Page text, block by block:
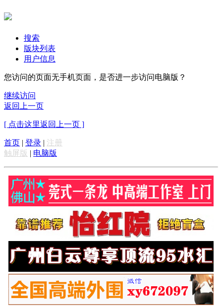
搜索
版块列表
用户信息
您访问的页面无手机页面，是否进一步访问电脑版？
继续访问
返回上一页
[ 点击这里返回上一页 ]
首页 | 登录 | 注册
触屏版 | 电脑版